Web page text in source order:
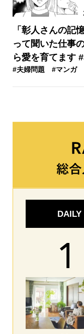
「彰人さんの記
って聞いた仕事
ら愛を育てます
#夫婦問題 #マンガ
DAILY